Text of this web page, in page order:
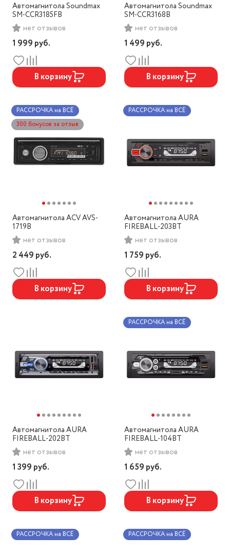
Автомагнитола Soundmax
SM-CCR3185FB
нет отзывов
1 999 руб.
В корзину
Автомагнитола Soundmax
SM-CCR3168B
нет отзывов
1 499 руб.
В корзину
Автомагнитола ACV AVS-
1719B
нет отзывов
2 449 руб.
В корзину
РАССРОЧКА на ВСЁ
300 бонусов за отзыв
Автомагнитола AURA
FIREBALL-203BT
нет отзывов
1 759 руб.
В корзину
РАССРОЧКА на ВСЁ
Автомагнитола AURA
FIREBALL-202BT
нет отзывов
1 399 руб.
В корзину
Автомагнитола AURA
FIREBALL-104BT
нет отзывов
1 659 руб.
В корзину
РАССРОЧКА на ВСЁ
РАССРОЧКА на ВСЁ РАССРОЧКА на ВСЁ